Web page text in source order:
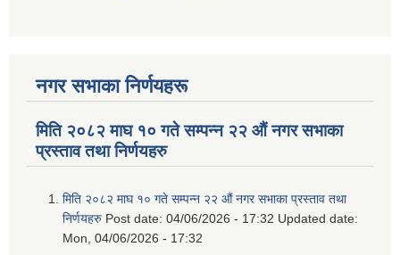
नगर सभाका निर्णयहरू
मिति २०८२ माघ १० गते सम्पन्न २२ औं नगर सभाका
प्रस्ताव तथा निर्णयहरु
मिति २०८२ माघ १० गते सम्पन्न २२ औं नगर सभाका प्रस्ताव तथा
निर्णयहरु Post date: 04/06/2026 - 17:32 Updated date:
Mon, 04/06/2026 - 17:32